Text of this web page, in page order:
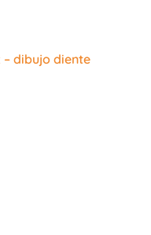
dibujo diente